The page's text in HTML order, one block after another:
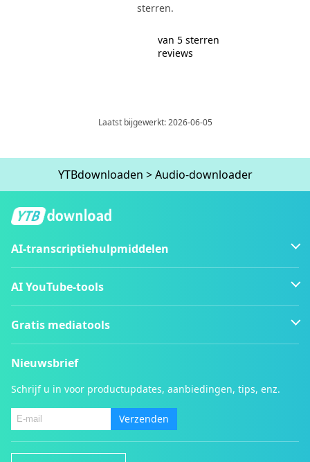
sterren.
van 5 sterren
reviews
Laatst bijgewerkt: 2026-06-05
YTBdownloaden >Audio-downloader
AI-transcriptiehulpmiddelen
AI YouTube-tools
Gratis mediatools
Nieuwsbrief
Schrijf u in voor productupdates, aanbiedingen, tips, enz.
Verzenden